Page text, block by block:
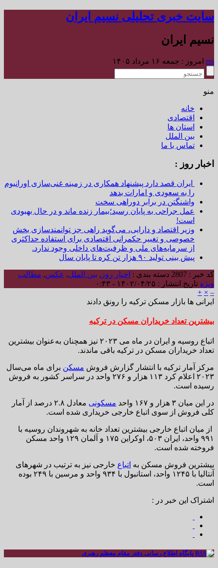
سایت خبری تحلیلی نسیم ایران
نسیم ایران
rss امروز : جمعه ۱۶ مرداد ۱۴۰۵
منو
خانه
اقتصادی
استان ها
بین الملل
تماس با ما
اخبار روز :
ایران قصد دارد پیشنهاد همکاری در زمینه غنی‌سازی اورانیوم
را به سعودی و امارات بدهد
واشنگتن در برابر دوراهی سخت
عمل جراحی به پایان رسید؛بیمار زنده ماند و در حال بهبودی
است!
وزیر اقتصاد و دارایی، می‌گوید راهی جز توانمندسازی بخش
خصوصی و تغییر حکمرانی اقتصادی برای استفاده حداکثری
از سرمایه‌های ملی و ظرفیت‌های داخلی وجود ندارد.
پیش بینی تولید ۹۰ هزار تن کره تا پایان سال
کد خبر : 2807 دسته بندی : اخبار روز , بین الملل, عکس, مطالب
ویژه تاریخ انتشار : ۱۴۰۲/۰۴/۲۵ - ۰:۴۳
–
×
+
ایرانی ها بازار مسکن ترکیه را رونق دادند
بیشترین تعداد خریداران مسکن در ترکیه
اتباع روسیه و ایران در ماه می ۲۰۲۳ نیز همچنان به‌عنوان بیشترین
تعداد خریداران مسکن در ترکیه باقی ماندند.
مرکز آمار ترکیه با انتشار گزارش فروش مسکن برای ماه می‌سال
۲۰۲۳ اعلام کرد ۱۱۳ هزار و ۲۷۶ واحد در سراسر کشور به فروش
رسیده است.
در این میان ۳ هزار و ۱۶۷ واحد مسکونی
معادل ۲.۸ درصد از آمار
کلی فروش از سوی اتباع خارجی خریداری شده است.
از میان اتباع خارجی بیشترین تعداد خانه به شهروندان روسیه با
۹۹۱ واحد، ایران ۵۰۳، اوکراین ۱۷۵ و آلمان ۱۲۹ واحد مسکن
فروخته شده است.
بیشترین فروش مسکن به اتباع خارجی نیز به ترتیب در شهرهای
آنتالیا با ۱۲۴۵ واحد، استانبول با ۹۳۴ واحد و مرسین با ۲۴۹ بوده
است.
اشتراک این خبر در :
پایگاه اطلاع رسانی دفتر مقام معظم رهبری